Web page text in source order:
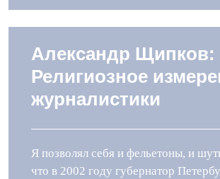
Александр Щипков:
Религиозное
журналистики
Я позволял себя и фельетоны, и
что в 2002 году губернатор